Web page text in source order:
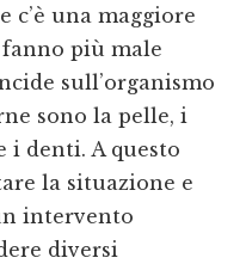
c’è una maggiore
più male
sull’organismo
sono la pelle, i
i denti. A questo
la situazione e
intervento
diversi